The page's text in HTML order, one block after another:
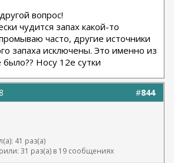
вопрос!
чудится запах какой-то
часто, другие источники
запаха исключены. Это именно из
было?? Носу 12е сутки
#844
41 раз(а)
31 раз(а) в 19 сообщениях